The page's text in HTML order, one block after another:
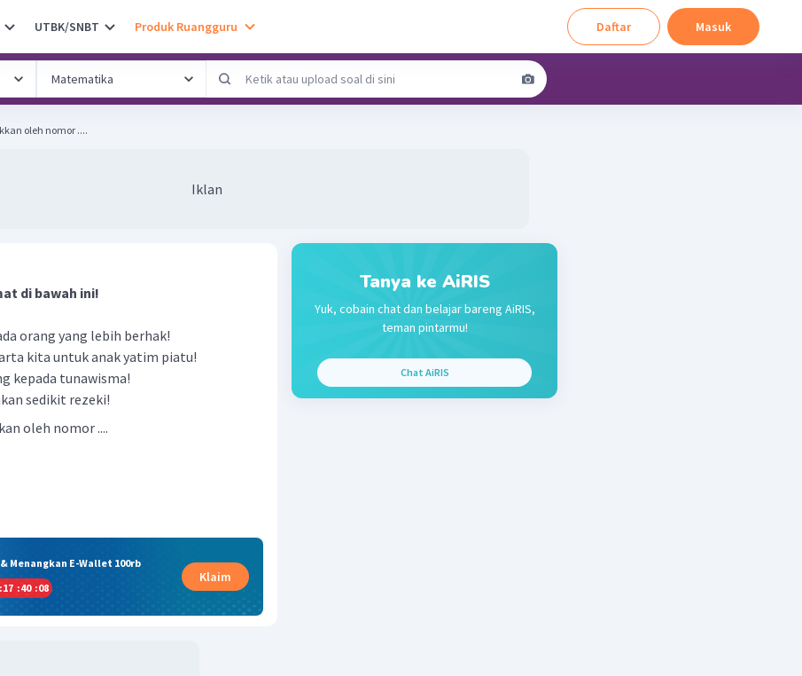
UTBK/SNBT Produk Ruangguru Daftar Masuk
oleh nomor ....
Iklan
di bawah ini!
orang yang lebih berhak!
kita untuk anak yatim piatu!
kepada tunawisma!
sedikit rezeki!
oleh nomor ....
Menangkan E-Wallet 100rb
:17 :40 :08
Klaim
Tanya ke AiRIS
Yuk, cobain chat dan belajar bareng AiRIS,
teman pintarmu!
Chat AiRIS